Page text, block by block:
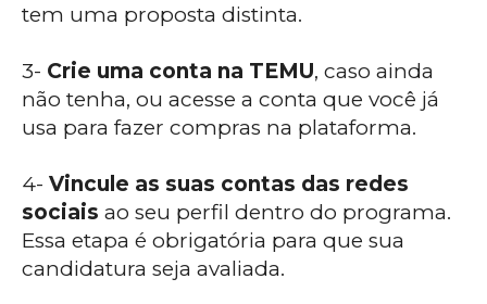
tem uma proposta distinta.
3- Crie uma conta na TEMU, caso ainda
não tenha, ou acesse a conta que você já
usa para fazer compras na plataforma.
4- Vincule as suas contas das redes
sociais ao seu perfil dentro do programa.
Essa etapa é obrigatória para que sua
candidatura seja avaliada.